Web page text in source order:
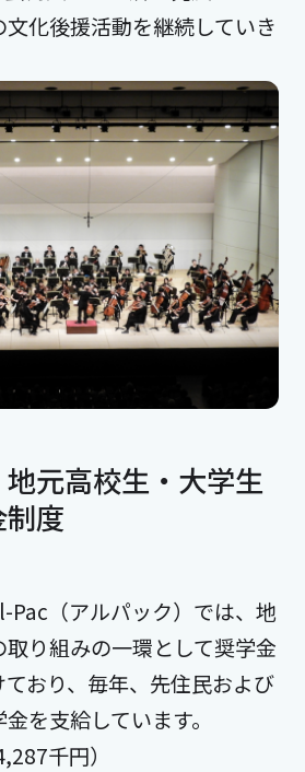
化後援活動を継続していき
元高校生・大学生
度
Pac（アルパック）では、地
り組みの一環として奨学金
おり、毎年、先住民および
を支給しています。
千円）